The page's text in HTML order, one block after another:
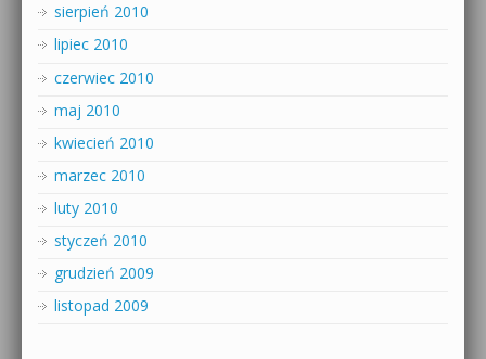
sierpień 2010
lipiec 2010
czerwiec 2010
maj 2010
kwiecień 2010
marzec 2010
luty 2010
styczeń 2010
grudzień 2009
listopad 2009